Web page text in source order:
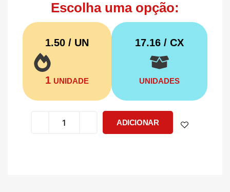
Escolha uma opção:
1.50 / UN
1 UNIDADE
17.16/ CX
UNIDADES
ADICIONAR